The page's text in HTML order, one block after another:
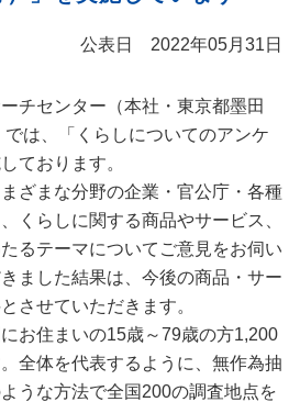
公表日 2022年05月31日
センター（本社・東京都墨田
は、「くらしについてのアンケ
ております。
ざまな分野の企業・官公庁・各種
くらしに関する商品やサービス、
るテーマについてご意見をお伺い
ました結果は、今後の商品・サー
させていただきます。
お住まいの15歳～79歳の方1,200
全体を代表するように、無作為抽
うな方法で全国 200の調査地点を